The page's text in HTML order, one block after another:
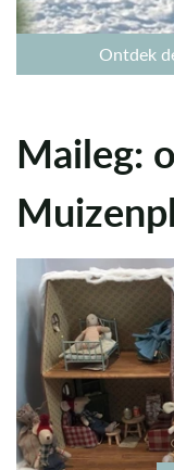
Ontdek
Maileg: